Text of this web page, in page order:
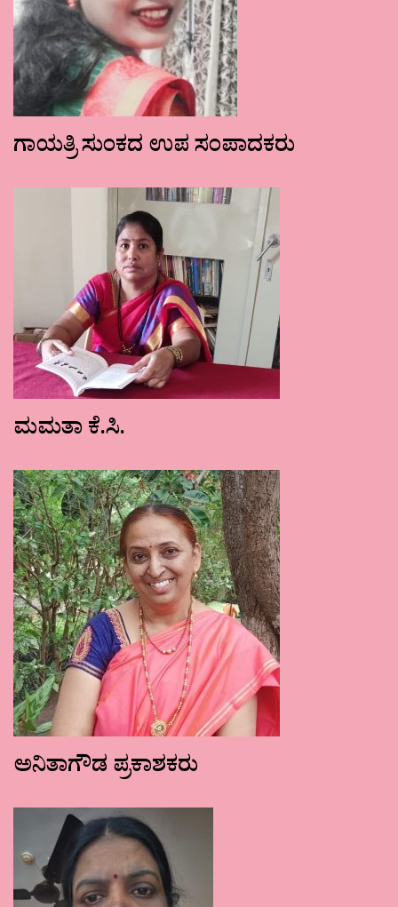
ಗಾಯತ್ರಿ ಸುಂಕದ ಉಪ ಸಂಪಾದಕರು
ಮಮತಾ ಕೆ.ಸಿ.
ಅನಿತಾಗೌಡ ಪ್ರಕಾಶಕರು